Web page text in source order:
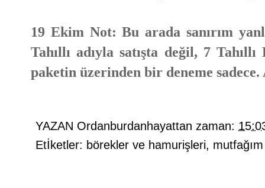
19 Ekim Not: Bu arada sanırım
Tahıllı adıyla satışta değil, 7
paketin üzerinden bir deneme
YAZAN Ordanburdanhayattan zaman:
Etİketler: börekler ve hamurişleri, mutfağım